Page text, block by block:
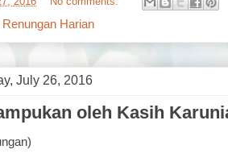
Renungan Harian
July 26, 2016
oleh Kasih